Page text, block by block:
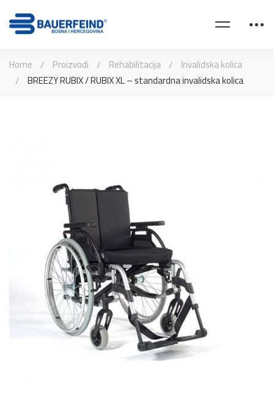
Home Proizvodi Rehabilitacija
Invalidska kolica
BREEZY RUBIX / RUBIX XL – standardna invalidska kolica